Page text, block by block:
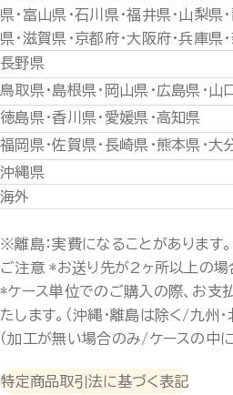
県・富山県・石川県・福井県・山梨県
県・滋賀県・京都府・大阪府・兵庫県
長野県
鳥取県・島根県・岡山県・広島県・山
徳島県・香川県・愛媛県・高知県
福岡県・佐賀県・長崎県・熊本県・大
沖縄県
海外
※離島：実費になることがあります。
ご注意 *お送り先が2ヶ所以上の場
*ケース単位でのご購入の際、お支
たします。（沖縄・離島は除く/九州
（加工が無い場合のみ/ケースの中
特定商品取引法に基づく表記